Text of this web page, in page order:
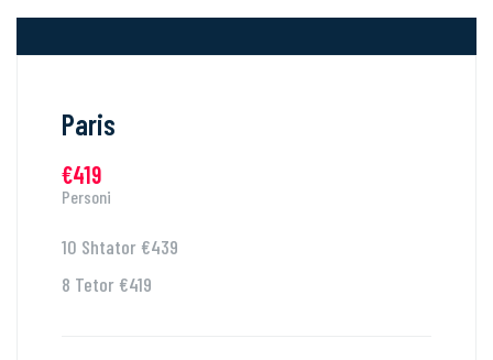
Paris
€419
Personi
10 Shtator €439
8 Tetor €419